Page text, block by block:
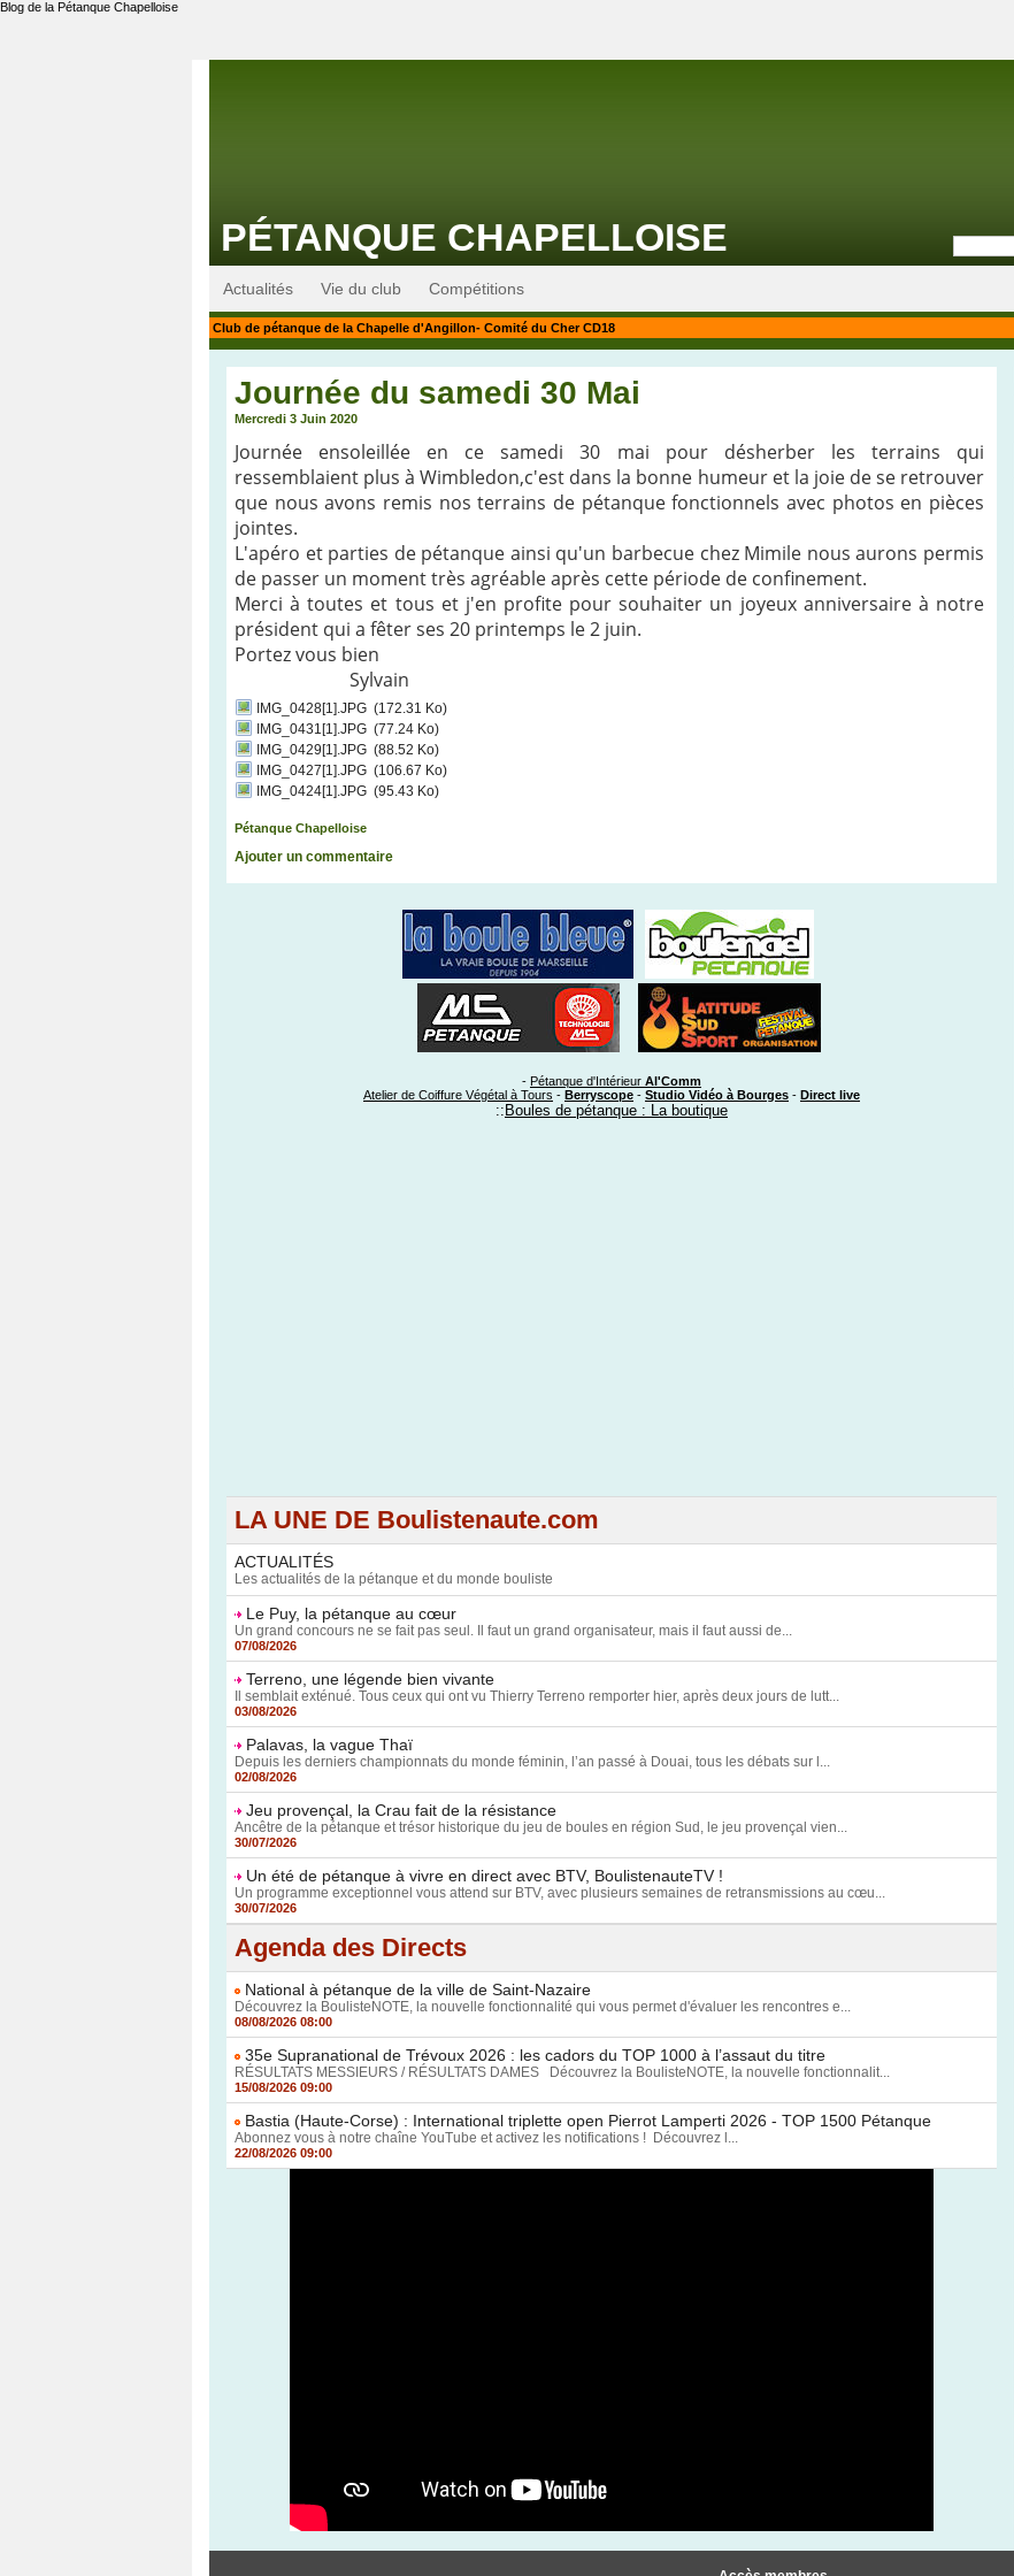
Blog de la Pétanque Chapelloise
PÉTANQUE CHAPELLOISE
Actualités Vie du club Compétitions
Club de pétanque de la Chapelle d'Angillon- Comité du Cher CD18
Journée du samedi 30 Mai
Mercredi 3 Juin 2020
Journée ensoleillée en ce samedi 30 mai pour désherber les terrains qui
ressemblaient plus à Wimbledon,c'est dans la bonne humeur et la joie de se retrouver
que nous avons remis nos terrains de pétanque fonctionnels avec photos en pièces
jointes.
L'apéro et parties de pétanque ainsi qu'un barbecue chez Mimile nous aurons permis
de passer un moment très agréable après cette période de confinement.
Merci à toutes et tous et j'en profite pour souhaiter un joyeux anniversaire à notre
président qui a fêter ses 20 printemps le 2 juin.
Portez vous bien
Sylvain
IMG_0428[1].JPG (172.31 Ko)
IMG_0431[1].JPG (77.24 Ko)
IMG_0429[1].JPG (88.52 Ko)
IMG_0427[1].JPG (106.67 Ko)
IMG_0424[1].JPG (95.43 Ko)
Pétanque Chapelloise
Ajouter un commentaire
- Pétanque d'Intérieur Al'Comm
Atelier de Coiffure Végétal à Tours - Berryscope - Studio Vidéo à Bourges - Direct live
:: Boules de pétanque : La boutique
LA UNE DE Boulistenaute.com
ACTUALITÉS
Les actualités de la pétanque et du monde bouliste
Le Puy, la pétanque au cœur
Un grand concours ne se fait pas seul. Il faut un grand organisateur, mais il faut aussi de...
07/08/2026
Terreno, une légende bien vivante
Il semblait exténué. Tous ceux qui ont vu Thierry Terreno remporter hier, après deux jours de lutt...
03/08/2026
Palavas, la vague Thaï
Depuis les derniers championnats du monde féminin, l’an passé à Douai, tous les débats sur l...
02/08/2026
Jeu provençal, la Crau fait de la résistance
Ancêtre de la pétanque et trésor historique du jeu de boules en région Sud, le jeu provençal vien...
30/07/2026
Un été de pétanque à vivre en direct avec BTV, BoulistenauteTV !
Un programme exceptionnel vous attend sur BTV, avec plusieurs semaines de retransmissions au cœu...
30/07/2026
Agenda des Directs
National à pétanque de la ville de Saint-Nazaire
Découvrez la BoulisteNOTE, la nouvelle fonctionnalité qui vous permet d'évaluer les rencontres e...
08/08/2026 08:00
35e Supranational de Trévoux 2026 : les cadors du TOP 1000 à l’assaut du titre
RÉSULTATS MESSIEURS / RÉSULTATS DAMES Découvrez la BoulisteNOTE, la nouvelle fonctionnalit...
15/08/2026 09:00
Bastia (Haute-Corse) : International triplette open Pierrot Lamperti 2026 - TOP 1500 Pétanque
Abonnez vous à notre chaîne YouTube et activez les notifications ! Découvrez l...
22/08/2026 09:00